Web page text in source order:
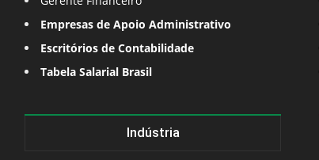
Empresas de Apoio Administrativo
Escritórios de Contabilidade
Tabela Salarial Brasil
Indústria